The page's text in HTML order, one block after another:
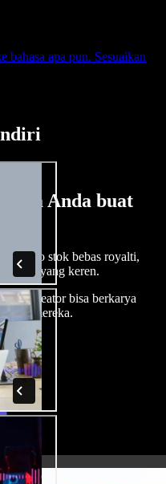
bahasa apa pun. Sesuaikan
bisa Anda buat
video stok bebas royalti,
video yang keren.
bisa berkarya
mereka.